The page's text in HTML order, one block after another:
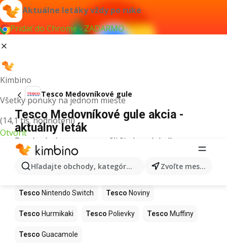
Aktuálne letáky vždy po ruke
Pridať do Chrome - ZADARMO
Kimbino
Všetky ponuky na jednom mieste
(14,1 tis. hodnotení)
Otvoriť
Hľadajte obchody, kategórie, produkty... Zvoľte mesto
Tesco Medovníkové gule
Tesco Medovníkové gule akcia -
aktuálny leták
Pre daný výraz sme nenašli žiadne výsledky.
Ďalšie produkty v obchodoch Tesco
Tesco Kapor Tesco Ashwagandha
Tesco Nintendo Switch Tesco Noviny
Tesco Hurmikaki Tesco Polievky Tesco Muffiny
Tesco Guacamole